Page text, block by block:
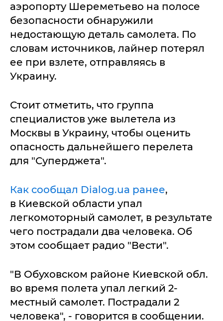
аэропорту Шереметьево на полосе
безопасности обнаружили
недостающую деталь самолета. По
словам источников, лайнер потерял
ее при взлете, отправляясь в
Украину.
Стоит отметить, что группа
специалистов уже вылетела из
Москвы в Украину, чтобы оценить
опасность дальнейшего перелета
для "Суперджета".
Как сообщал Dialog.ua ранее,
в Киевской области упал
легкомоторный самолет, в результате
чего пострадали два человека. Об
этом сообщает радио "Вести".
"В Обуховском районе Киевской обл.
во время полета упал легкий 2-
местный самолет. Пострадали 2
человека", - говорится в сообщении.